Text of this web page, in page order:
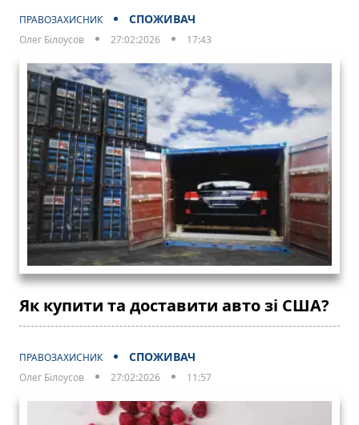
ПРАВОЗАХИСНИК СПОЖИВАЧ
Олег Білоусов 27:02:2026 17:43
Як купити та доставити авто зі США?
ПРАВОЗАХИСНИК СПОЖИВАЧ
Олег Білоусов 27:02:2026 11:57